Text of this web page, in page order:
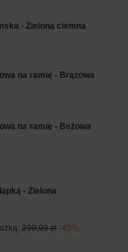
- Zielona ciemna
na ramię - Brązowa
na ramię - Beżowa
- Zielona
299,99 zł -40%